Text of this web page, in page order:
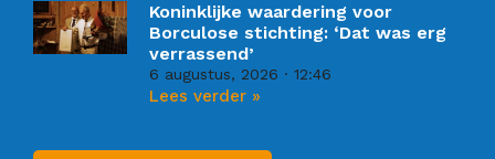
Koninklijke waardering voor
Borculose stichting: ‘Dat was erg
verrassend’
6 augustus, 2026 12:46
Lees verder »